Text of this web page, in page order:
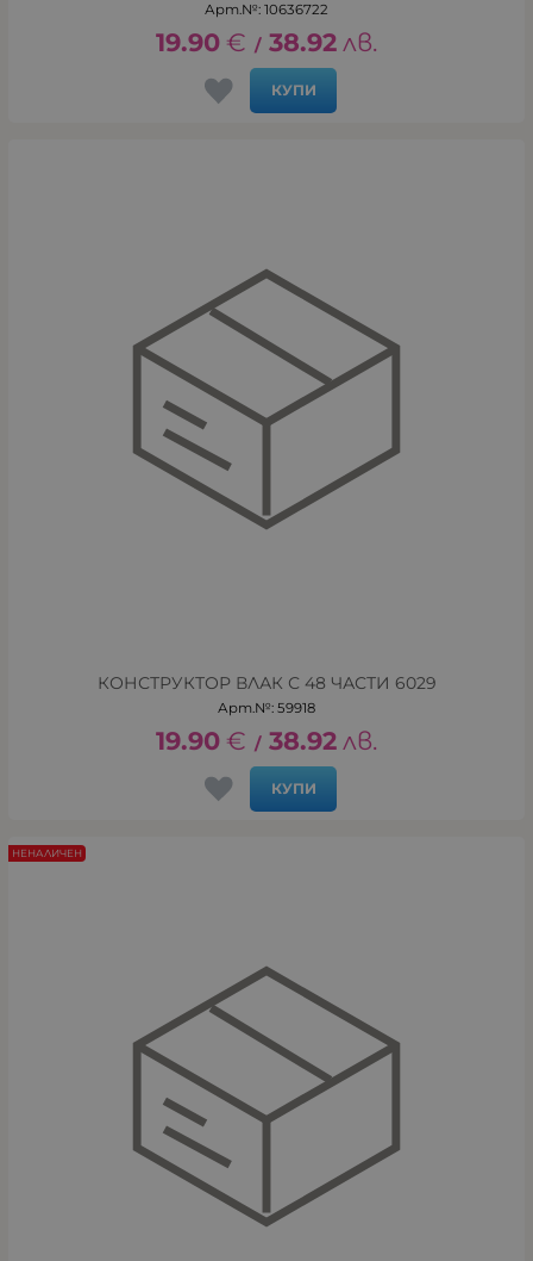
Арт.№: 10636722
19.90 € / 38.92 лв.
КУПИ
КОНСТРУКТОР ВЛАК С 48 ЧАСТИ 6029
Арт.№: 59918
19.90 € / 38.92 лв.
КУПИ
НЕНАЛИЧЕН